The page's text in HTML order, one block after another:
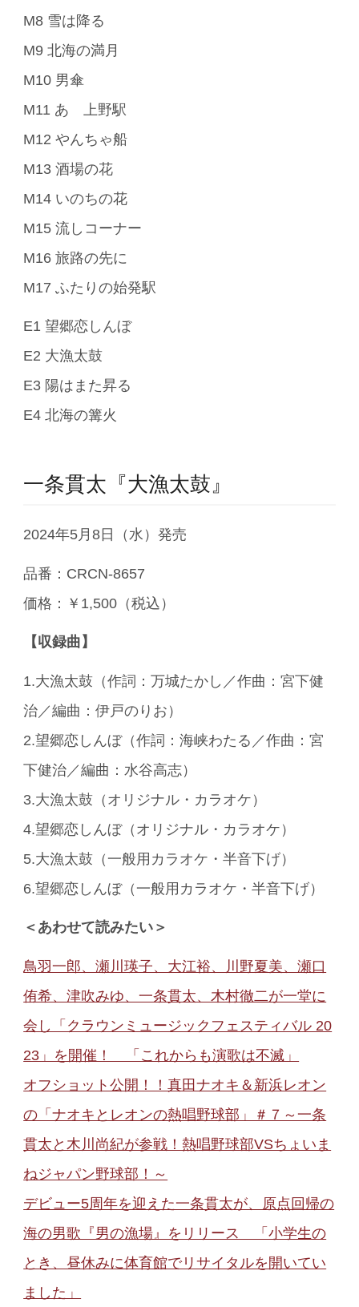
M8 雪は降る
M9 北海の満月
M10 男傘
M11 あゝ上野駅
M12 やんちゃ船
M13 酒場の花
M14 いのちの花
M15 流しコーナー
M16 旅路の先に
M17 ふたりの始発駅
E1 望郷恋しんぼ
E2 大漁太鼓
E3 陽はまた昇る
E4 北海の篝火
一条貫太『大漁太鼓』
2024年5月8日（水）発売
品番：CRCN-8657
価格：￥1,500（税込）
【収録曲】
1.大漁太鼓（作詞：万城たかし／作曲：宮下健
治／編曲：伊戸のりお）
2.望郷恋しんぼ（作詞：海峡わたる／作曲：宮
下健治／編曲：水谷高志）
3.大漁太鼓（オリジナル・カラオケ）
4.望郷恋しんぼ（オリジナル・カラオケ）
5.大漁太鼓（一般用カラオケ・半音下げ）
6.望郷恋しんぼ（一般用カラオケ・半音下げ）
＜あわせて読みたい＞
鳥羽一郎、瀬川瑛子、大江裕、川野夏美、瀬口
侑希、津吹みゆ、一条貫太、木村徹二が一堂に
会し「クラウンミュージックフェスティバル 20
23」を開催！ 「これからも演歌は不滅」
オフショット公開！！真田ナオキ＆新浜レオン
の「ナオキとレオンの熱唱野球部」＃７～一条
貫太と木川尚紀が参戦！熱唱野球部VSちょいま
ねジャパン野球部！～
デビュー5周年を迎えた一条貫太が、原点回帰の
海の男歌『男の漁場』をリリース 「小学生の
とき、昼休みに体育館でリサイタルを開いてい
ました」